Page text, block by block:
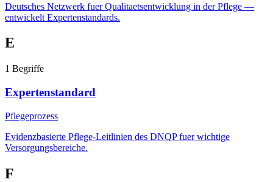
Deutsches Netzwerk fuer Qualitaetsentwicklung in der Pflege —
entwickelt Expertenstandards.
E
1 Begriffe
Expertenstandard
Pflegeprozess
Evidenzbasierte Pflege-Leitlinien des DNQP fuer wichtige
Versorgungsbereiche.
F